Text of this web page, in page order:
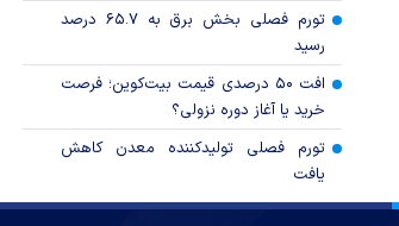
تورم فصلی بخش برق به ۶۵.۷ درصد
رسید
افت ۵۰ درصدی قیمت بیت‌کوین؛ فرصت
خرید یا آغاز دوره نزولی؟
تورم فصلی تولیدکننده معدن کاهش
یافت